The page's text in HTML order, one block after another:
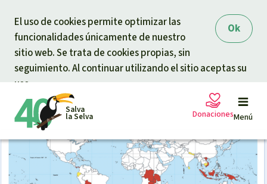
Ok
El uso de cookies permite optimizar las
funcionalidades únicamente de nuestro
sitio web. Se trata de cookies propias, sin
seguimiento. Al continuar utilizando el sitio aceptas su
uso.
Salva
la Selva Menú
Peticiones
Donaciones
Tu donación ayuda